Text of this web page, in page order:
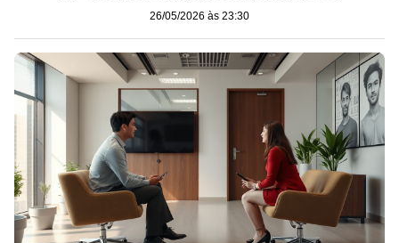
26/05/2026 às 23:30